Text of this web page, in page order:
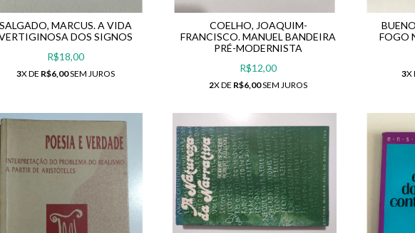
SALGADO, MARCUS. A VIDA
DOS SIGNOS
R$18,00
3X DE R$6,00SEM JUROS
COELHO, JOAQUIM-
FRANCISCO. MANUEL BANDEIRA
PRÉ-MODERNISTA
R$12,00
2X DE R$6,00SEM JUROS
FOGO
3X